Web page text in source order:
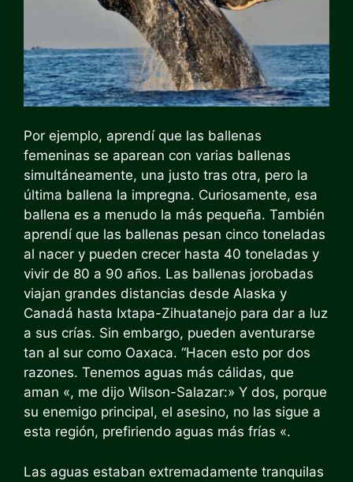
Por ejemplo, aprendí que las ballenas
femeninas se aparean con varias ballenas
simultáneamente, una justo tras otra, pero la
última ballena la impregna. Curiosamente, esa
ballena es a menudo la más pequeña. También
aprendí que las ballenas pesan cinco toneladas
al nacer y pueden crecer hasta 40 toneladas y
vivir de 80 a 90 años. Las ballenas jorobadas
viajan grandes distancias desde Alaska y
Canadá hasta Ixtapa-Zihuatanejo para dar a luz
a sus crías. Sin embargo, pueden aventurarse
tan al sur como Oaxaca. “Hacen esto por dos
razones. Tenemos aguas más cálidas, que
aman «, me dijo Wilson-Salazar:» Y dos, porque
su enemigo principal, el asesino, no las sigue a
esta región, prefiriendo aguas más frías «.
Las aguas estaban extremadamente tranquilas